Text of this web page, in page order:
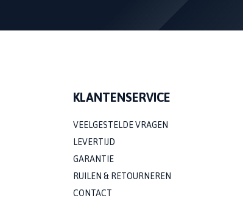
KLANTENSERVICE
VEELGESTELDE VRAGEN
LEVERTIJD
GARANTIE
RUILEN & RETOURNEREN
CONTACT